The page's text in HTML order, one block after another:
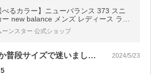
べるカラー】ニューバランス 373 スニ
ー new balance メンズ レディース ラン
グスタイル シューズ ウォーキング 普段
靴 黒 白 NB ML373 百選
ーンスター 公式ショップ
ワンサイズ上か普段サイズで迷いましたが… 2024/5/23
5